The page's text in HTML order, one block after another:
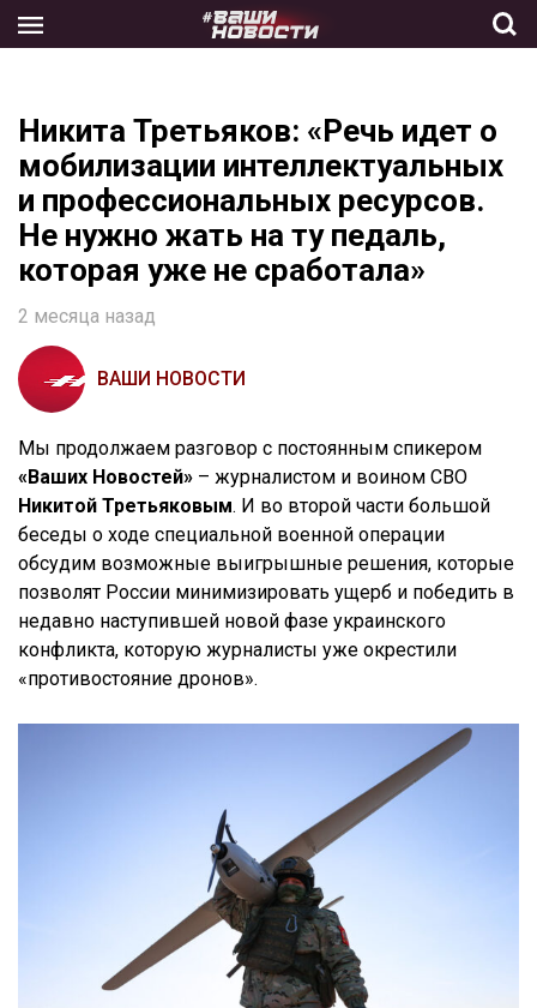
the
Никита Третьяков: «Речь идет о
мобилизации интеллектуальных
и профессиональных ресурсов.
Не нужно жать на ту педаль,
которая уже не сработала»
2 месяца назад
ВАШИ НОВОСТИ
Мы продолжаем разговор с постоянным спикером
«Ваших Новостей» – журналистом и воином СВО
Никитой Третьяковым. И во второй части большой
беседы о ходе специальной военной операции
обсудим возможные выигрышные решения, которые
позволят России минимизировать ущерб и победить в
недавно наступившей новой фазе украинского
конфликта, которую журналисты уже окрестили
«противостояние дронов».